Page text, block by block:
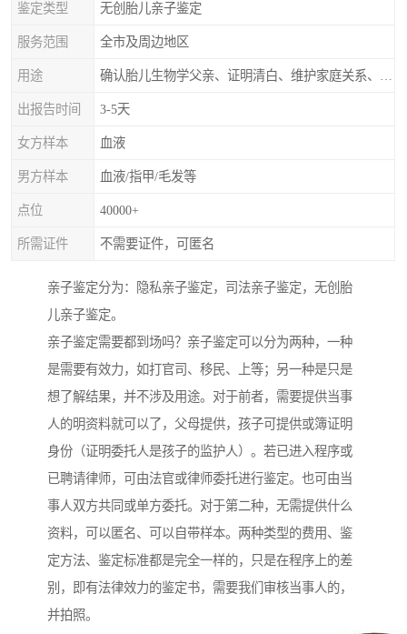
鉴定类型 无创胎儿亲子鉴定
服务范围 全市及周边地区
用途
出报告时间 3-5天
女方样本 血液
男方样本 血液/指甲/毛发等
点位 40000+
所需证件 不需要证件，可匿名
亲子鉴定分为：隐私亲子鉴定，司法亲子鉴定，无创胎
儿亲子鉴定。
亲子鉴定需要都到场吗？亲子鉴定可以分为两种，一种
是需要有效力，如打官司、移民、上等；另一种是只是
想了解结果，并不涉及用途。对于前者，需要提供当事
人的明资料就可以了，父母提供，孩子可提供或簿证明
身份（证明委托人是孩子的监护人）。若已进入程序或
已聘请律师，可由法官或律师委托进行鉴定。也可由当
事人双方共同或单方委托。对于第二种，无需提供什么
资料，可以匿名、可以自带样本。两种类型的费用、鉴
定方法、鉴定标准都是完全一样的，只是在程序上的差
别，即有法律效力的鉴定书，需要我们审核当事人的，
并拍照。